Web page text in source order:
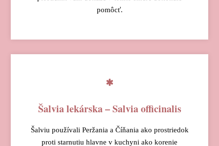
pomôcť.
Šalvia lekárska – Salvia officinalis
Šalviu používali Peržania a Číňania ako prostriedok
proti starnutiu hlavne v kuchyni ako korenie